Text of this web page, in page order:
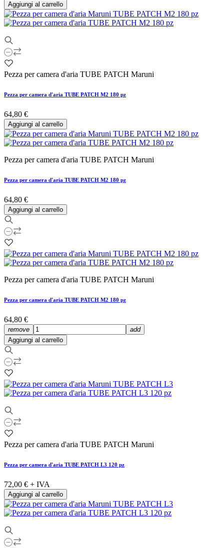
Aggiungi al carrello
Pezza per camera d'aria TUBE PATCH Maruni
Pezza per camera d'aria TUBE PATCH M2 180 pz
64,80 €
Aggiungi al carrello
Pezza per camera d'aria TUBE PATCH Maruni
Pezza per camera d'aria TUBE PATCH M2 180 pz
64,80 €
Aggiungi al carrello
Pezza per camera d'aria TUBE PATCH Maruni
Pezza per camera d'aria TUBE PATCH M2 180 pz
64,80 €
remove
add
Aggiungi al carrello
Pezza per camera d'aria TUBE PATCH Maruni
Pezza per camera d'aria TUBE PATCH L3 120 pz
72,00 € + IVA
Aggiungi al carrello